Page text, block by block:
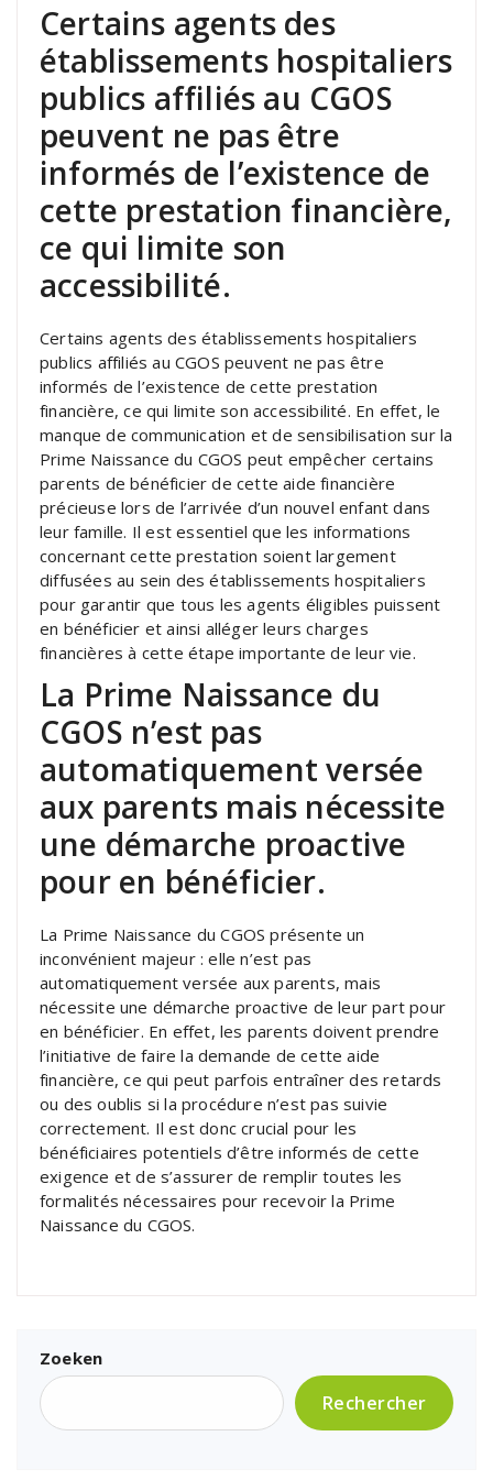
Certains agents des
établissements hospitaliers
publics affiliés au CGOS
peuvent ne pas être
informés de l’existence de
cette prestation financière,
ce qui limite son
accessibilité.
Certains agents des établissements hospitaliers
publics affiliés au CGOS peuvent ne pas être
informés de l’existence de cette prestation
financière, ce qui limite son accessibilité. En effet, le
manque de communication et de sensibilisation sur la
Prime Naissance du CGOS peut empêcher certains
parents de bénéficier de cette aide financière
précieuse lors de l’arrivée d’un nouvel enfant dans
leur famille. Il est essentiel que les informations
concernant cette prestation soient largement
diffusées au sein des établissements hospitaliers
pour garantir que tous les agents éligibles puissent
en bénéficier et ainsi alléger leurs charges
financières à cette étape importante de leur vie.
La Prime Naissance du
CGOS n’est pas
automatiquement versée
aux parents mais nécessite
une démarche proactive
pour en bénéficier.
La Prime Naissance du CGOS présente un
inconvénient majeur : elle n’est pas
automatiquement versée aux parents, mais
nécessite une démarche proactive de leur part pour
en bénéficier. En effet, les parents doivent prendre
l’initiative de faire la demande de cette aide
financière, ce qui peut parfois entraîner des retards
ou des oublis si la procédure n’est pas suivie
correctement. Il est donc crucial pour les
bénéficiaires potentiels d’être informés de cette
exigence et de s’assurer de remplir toutes les
formalités nécessaires pour recevoir la Prime
Naissance du CGOS.
Zoeken
Rechercher